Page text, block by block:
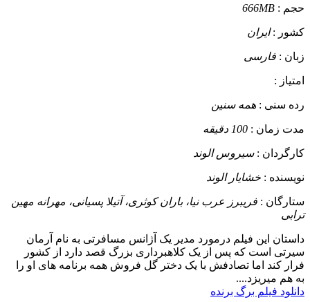
حجم : 666MB
کشور :ایران
زبان : فارسی
امتیاز :
رده سنی : همه سنین
مدت زمان : 100 دقیقه
کارگردان :سیروس الوند
نویسنده : خشایار الوند
ستارگان : فریبرز عرب نیا، باران کوثری، آتیلا پسیانی، مهرانه مهین
ترابی
داستان این فیلم درمورد مدیر یک آژانس مسافرتی به نام آرمان
سیرتی است که پس از یک کلاهبرداری بزرگ قصد دارد از کشور
فرار کند اما تصادفش با یک دختر گل فروش همه برنامه های او را
به هم میریزد....
دانلود فیلم برگ برنده